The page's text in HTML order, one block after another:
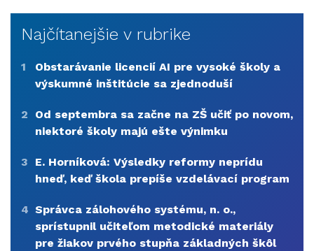
Najčítanejšie v rubrike
1
Obstarávanie licencií AI pre vysoké školy a
výskumné inštitúcie sa zjednoduší
2
Od septembra sa začne na ZŠ učiť po novom,
niektoré školy majú ešte výnimku
3
E. Horníková: Výsledky reformy neprídu
hneď, keď škola prepíše vzdelávací program
4 Správca zálohového systému, n. o.,
sprístupnil učiteľom metodické materiály
pre žiakov prvého stupňa základných škôl